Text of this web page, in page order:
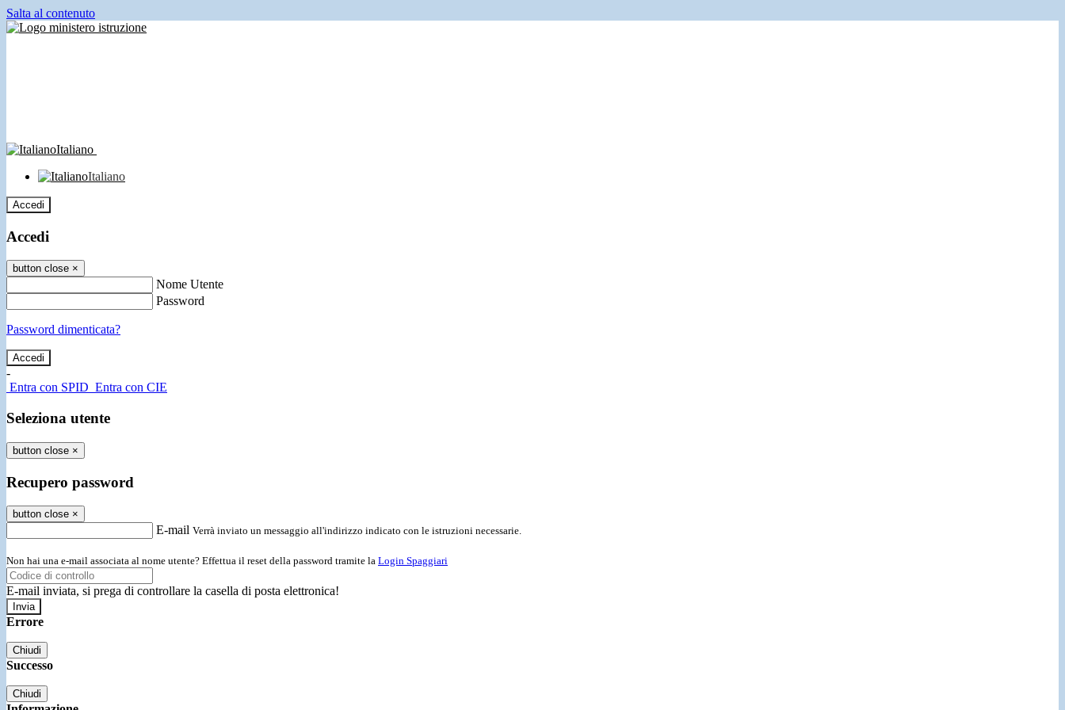
Salta al contenuto
Italiano
Italiano
Accedi
Accedi
button close ×
Nome Utente
Password
Password dimenticata?
-
Entra con SPID Entra con CIE
Seleziona utente
button close ×
Recupero password
button close ×
E-mail Verrà inviato un messaggio all'indirizzo indicato con le istruzioni necessarie.
Non hai una e-mail associata al nome utente? Effettua il reset della password tramite la Login Spaggiari
E-mail inviata, si prega di controllare la casella di posta elettronica!
Errore
Chiudi
Successo
Chiudi